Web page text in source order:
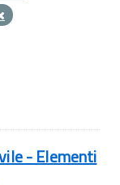
- Elementi